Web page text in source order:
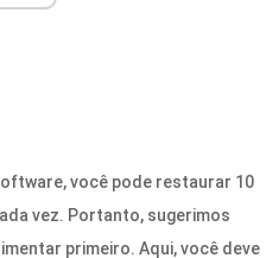
você pode restaurar 10
vez. Portanto, sugerimos
primeiro. Aqui, você deve